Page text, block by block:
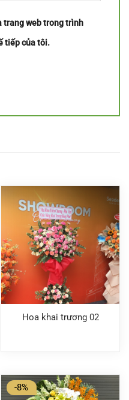
trang web trong trình
tiếp của tôi.
Hoa khai trương 02
-8%